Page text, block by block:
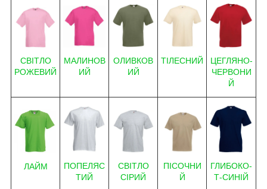
СВІТЛО
РОЖЕВИЙ
МАЛИНОВ
ИЙ
ОЛИВКОВ
ИЙ
ТІЛЕСНИЙ
ЦЕГЛЯНО-
ЧЕРВОНИ
Й
ЛАЙМ
ПОПЕЛЯС
ТИЙ
СВІТЛО
СІРИЙ
ПІСОЧНИ
Й
ГЛИБОКО-
Т-СИНІЙ